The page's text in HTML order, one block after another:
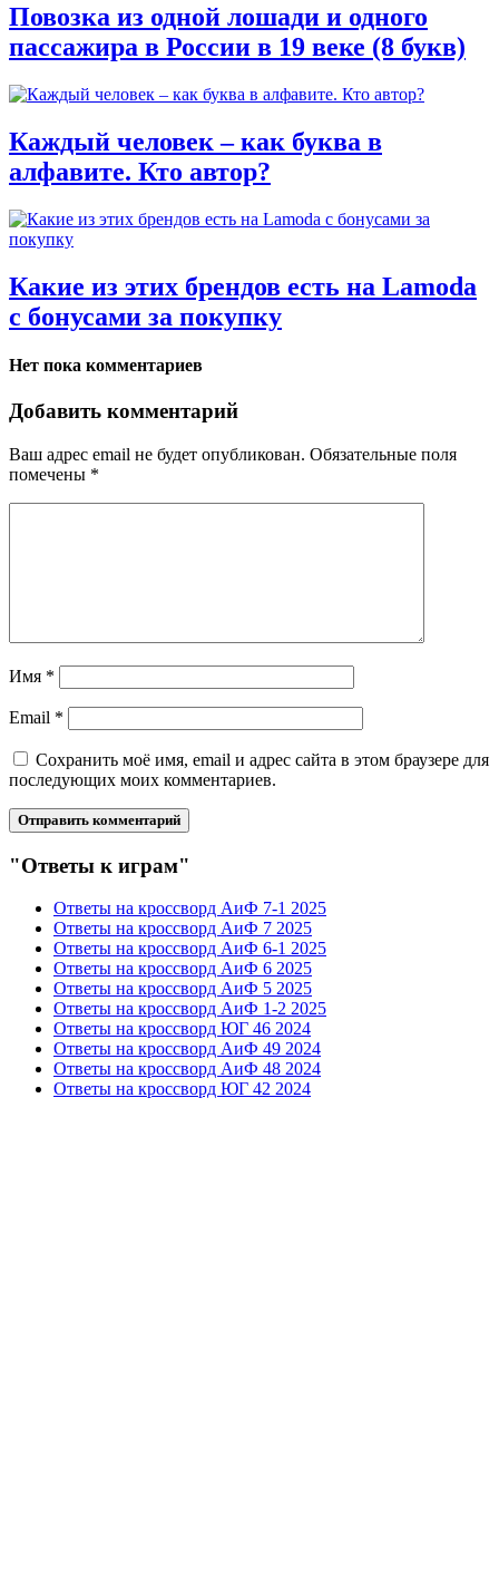
Повозка из одной лошади и одного
пассажира в России в 19 веке (8 букв)
Каждый человек – как буква в
алфавите. Кто автор?
Какие из этих брендов есть на Lamoda
с бонусами за покупку
Нет пока комментариев
Добавить комментарий
Ваш адрес email не будет опубликован. Обязательные поля
помечены *
Имя *
Email *
Сохранить моё имя, email и адрес сайта в этом браузере для
последующих моих комментариев.
"Ответы к играм"
Ответы на кроссворд АиФ 7-1 2025
Ответы на кроссворд АиФ 7 2025
Ответы на кроссворд АиФ 6-1 2025
Ответы на кроссворд АиФ 6 2025
Ответы на кроссворд АиФ 5 2025
Ответы на кроссворд АиФ 1-2 2025
Ответы на кроссворд ЮГ 46 2024
Ответы на кроссворд АиФ 49 2024
Ответы на кроссворд АиФ 48 2024
Ответы на кроссворд ЮГ 42 2024